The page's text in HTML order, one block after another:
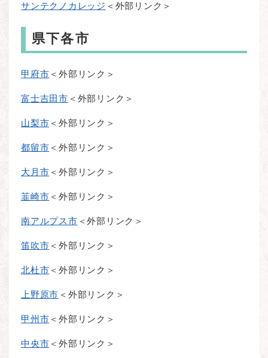
サンテクノカレッジ ＜外部リンク＞
県下各市
甲府市 ＜外部リンク＞
富士吉田市 ＜外部リンク＞
山梨市 ＜外部リンク＞
都留市 ＜外部リンク＞
大月市 ＜外部リンク＞
韮崎市 ＜外部リンク＞
南アルプス市 ＜外部リンク＞
笛吹市 ＜外部リンク＞
北杜市 ＜外部リンク＞
上野原市 ＜外部リンク＞
甲州市 ＜外部リンク＞
中央市 ＜外部リンク＞